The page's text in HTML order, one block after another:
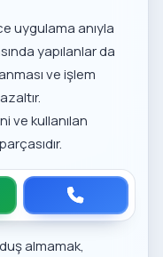
uygulama anıyla
yapılanlar da
ve işlem
ve kullanılan
almamak,